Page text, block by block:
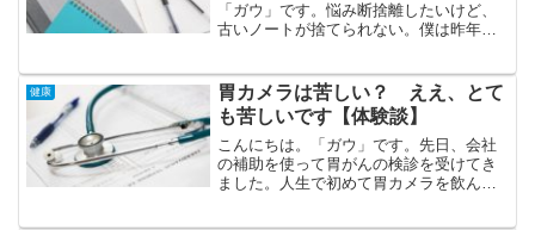
「ガウ」です。悩み断捨離したいけど、
古いノートが捨てられない。僕は昨年末
ト、紙の資料があります。ノートや紙の
資料って頑張って作ったためか...
健康
胃カメラは苦しい？ ええ、とて
も苦しいです【体験談】
こんにちは。「ガウ」です。先日、会社
の補助を使って胃がんの検診を受けてき
ました。人生で初めて胃カメラを飲んだ